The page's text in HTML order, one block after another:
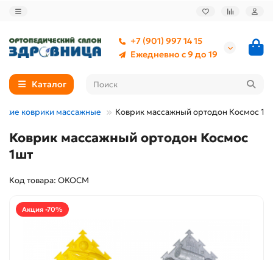
+7 (901) 997 14 15
Ежедневно с 9 до 19
Каталог
коврики массажные Коврик массажный ортодон Космос
Коврик массажный ортодон Космос
1шт
Код товара: ОКОСМ
Акция -70%